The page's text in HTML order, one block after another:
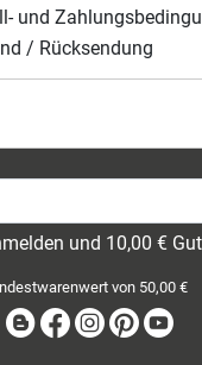
und
/ Rücksendung
und 10,00 €
von 50,00 €
BlogFacebook
Instagram